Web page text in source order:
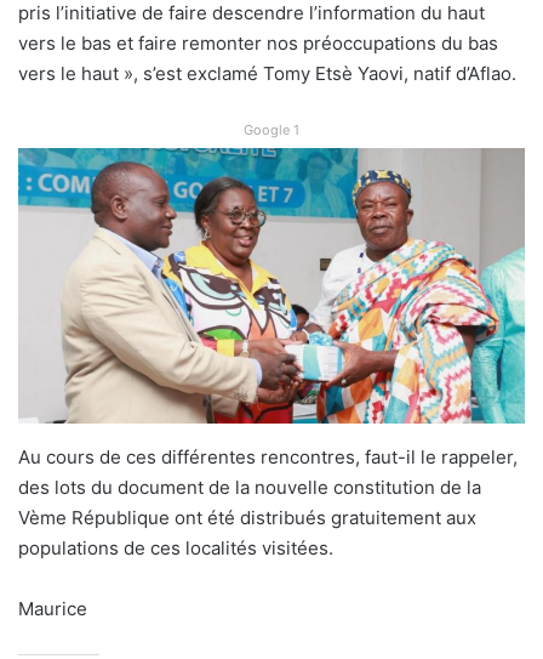
pris l’initiative de faire descendre l’information du haut
vers le bas et faire remonter nos préoccupations du bas
vers le haut », s’est exclamé Tomy Etsè Yaovi, natif d’Aflao.
Google 1
Au cours de ces différentes rencontres, faut-il le rappeler,
des lots du document de la nouvelle constitution de la
Vème République ont été distribués gratuitement aux
populations de ces localités visitées.
Maurice